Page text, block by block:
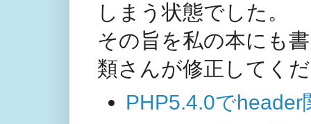
しまう状態でした。
その旨を私の本にも
類さんが修正してく
PHP5.4.0で